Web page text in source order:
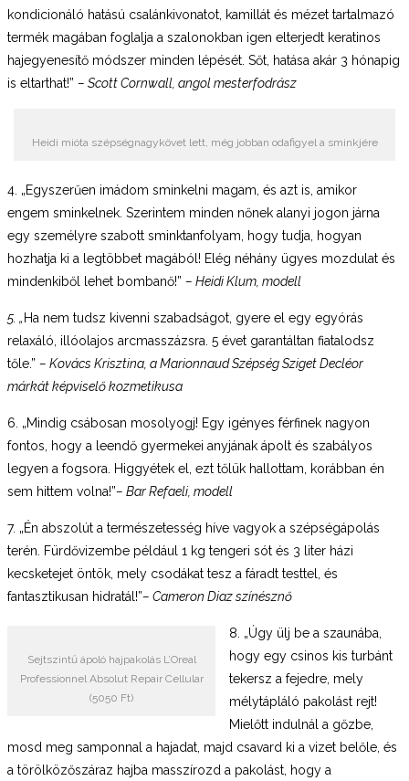
kondicionáló hatású csalánkivonatot, kamillát és mézet tartalmazó
termék magában foglalja a szalonokban igen elterjedt keratinos
hajegyenesítő módszer minden lépését. Sőt, hatása akár 3 hónapig
is eltarthat!” – Scott Cornwall, angol mesterfodrász
Heidi mióta szépségnagykövet lett, még jobban odafigyel a sminkjére
4. „Egyszerűen imádom sminkelni magam, és azt is, amikor
engem sminkelnek. Szerintem minden nőnek alanyi jogon járna
egy személyre szabott sminktanfolyam, hogy tudja, hogyan
hozhatja ki a legtöbbet magából! Elég néhány ügyes mozdulat és
mindenkiből lehet bombanő!” – Heidi Klum, modell
5. „Ha nem tudsz kivenni szabadságot, gyere el egy egyórás
relaxáló, illóolajos arcmasszázsra. 5 évet garantáltan fiatalodsz
tőle.” – Kovács Krisztina, a Marionnaud Szépség Sziget Decléor
márkát képviselő kozmetikusa
6. „Mindig csábosan mosolyogj! Egy igényes férfinek nagyon
fontos, hogy a leendő gyermekei anyjának ápolt és szabályos
legyen a fogsora. Higgyétek el, ezt tőlük hallottam, korábban én
sem hittem volna!”– Bar Refaeli, modell
7. „Én abszolút a természetesség híve vagyok a szépségápolás
terén. Fürdővizembe például 1 kg tengeri sót és 3 liter házi
kecsketejet öntök, mely csodákat tesz a fáradt testtel, és
fantasztikusan hidratál!”– Cameron Diaz színésznő
Sejtszintű ápoló hajpakolás L’Oreal
Professionnel Absolut Repair Cellular
(5050 Ft)
8. „Úgy ülj be a szaunába,
hogy egy csinos kis turbánt
tekersz a fejedre, mely
mélytápláló pakolást rejt!
Mielőtt indulnál a gőzbe,
mosd meg samponnal a hajadat, majd csavard ki a vizet belőle, és
a törölközőszáraz hajba masszírozd a pakolást, hogy a